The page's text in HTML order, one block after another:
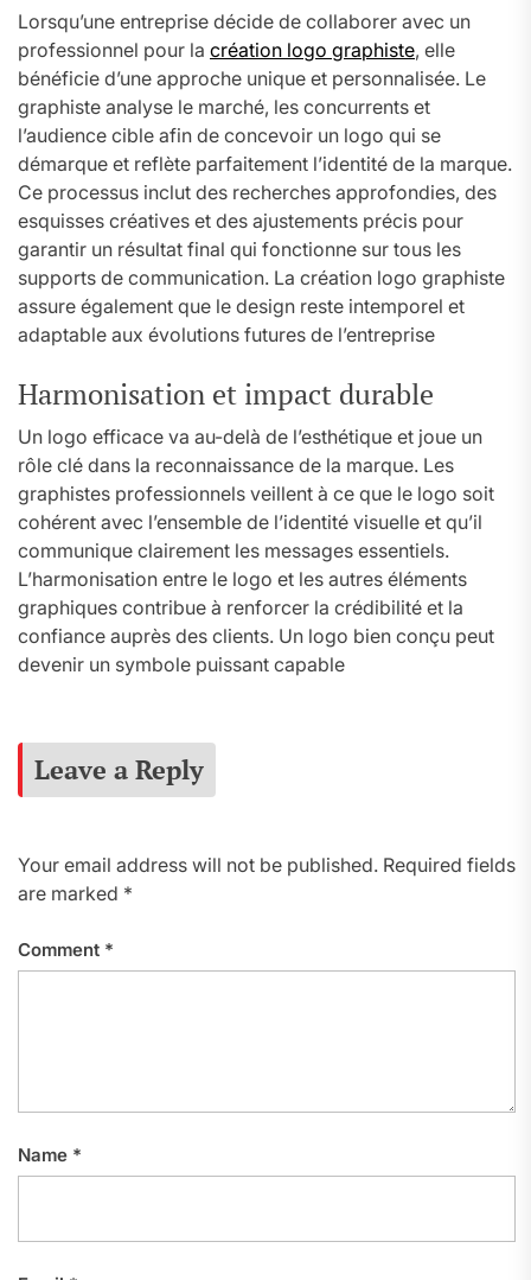
Lorsqu’une entreprise décide de collaborer avec un
professionnel pour la création logo graphiste, elle
bénéficie d’une approche unique et personnalisée. Le
graphiste analyse le marché, les concurrents et
l’audience cible afin de concevoir un logo qui se
démarque et reflète parfaitement l’identité de la marque.
Ce processus inclut des recherches approfondies, des
esquisses créatives et des ajustements précis pour
garantir un résultat final qui fonctionne sur tous les
supports de communication. La création logo graphiste
assure également que le design reste intemporel et
adaptable aux évolutions futures de l’entreprise
Harmonisation et impact durable
Un logo efficace va au-delà de l’esthétique et joue un
rôle clé dans la reconnaissance de la marque. Les
graphistes professionnels veillent à ce que le logo soit
cohérent avec l’ensemble de l’identité visuelle et qu’il
communique clairement les messages essentiels.
L’harmonisation entre le logo et les autres éléments
graphiques contribue à renforcer la crédibilité et la
confiance auprès des clients. Un logo bien conçu peut
devenir un symbole puissant capable
Leave a Reply
Your email address will not be published. Required fields
are marked *
Comment *
Name *